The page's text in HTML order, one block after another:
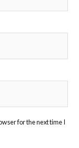
for the next time I